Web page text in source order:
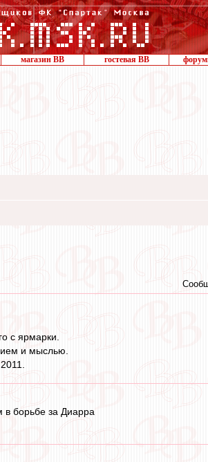
магазин ВВ гостевая ВВ
с ярмарки.
и мыслью.
в борьбе за Диарра